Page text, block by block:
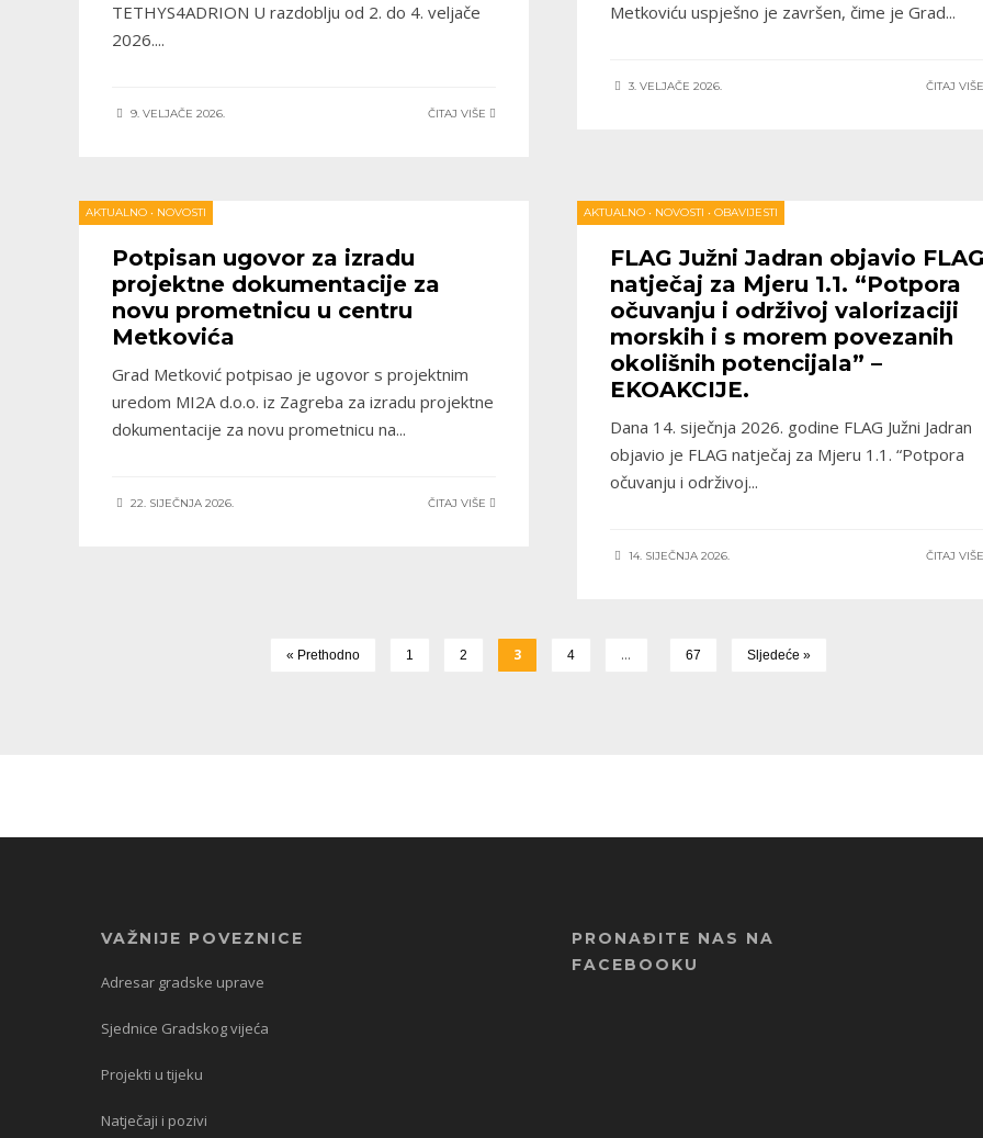
TETHYS4ADRION U razdoblju od 2. do 4. veljače
2026....
9. VELJAČE 2026. ČITAJ VIŠE
Metkoviću uspješno je završen, čime je Grad...
3. VELJAČE 2026. ČITAJ
AKTUALNO • NOVOSTI
Potpisan ugovor za izradu
projektne dokumentacije za
novu prometnicu u centru
Metkovića
Grad Metković potpisao je ugovor s projektnim
uredom MI2A d.o.o. iz Zagreba za izradu projektne
dokumentacije za novu prometnicu na...
22. SIJEČNJA 2026. ČITAJ VIŠE
AKTUALNO• NOVOSTI • OBAVIJESTI
FLAG Južni Jadran objavio
natječaj za Mjeru 1.1. “Potpora
očuvanju i održivoj valorizaciji
morskih i s morem povezanih
okolišnih potencijala” –
EKOAKCIJE.
Dana 14. siječnja 2026. godine FLAG Južni Jadran
objavio je FLAG natječaj za Mjeru 1.1. “Potpora
očuvanju i održivoj...
14. SIJEČNJA 2026. ČITAJ
« Prethodno 1 2 3 4 … 67 Sljedeće »
VAŽNIJE POVEZNICE
Adresar gradske uprave
Sjednice Gradskog vijeća
Projekti u tijeku
Natječaji i pozivi
PRONAĐITE NAS NA
FACEBOOKU